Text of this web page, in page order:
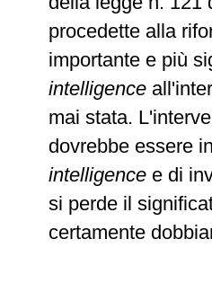
procedette alla
importante e più
intelligence
mai stata.
dovrebbe essere
intelligence e di
si perde il
certamente